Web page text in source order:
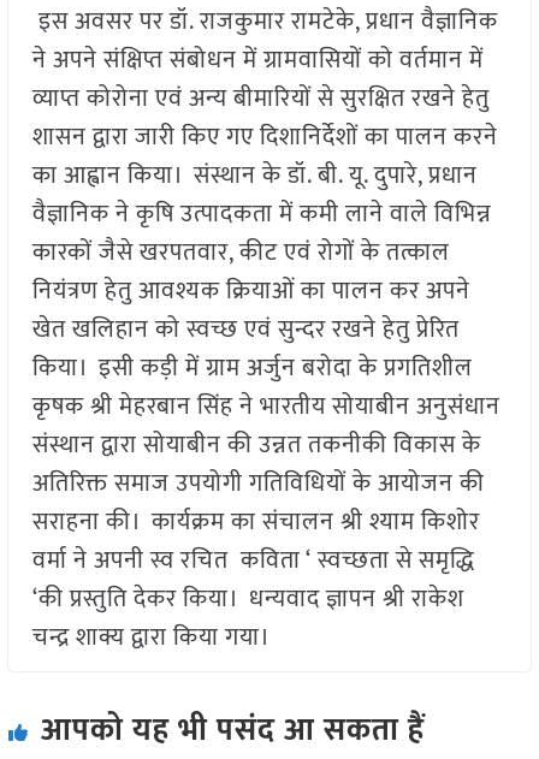
इस अवसर पर डॉ. राजकुमार रामटेके, प्रधान वैज्ञानिक
ने अपने संक्षिप्त संबोधन में ग्रामवासियों को वर्तमान में
व्याप्त कोरोना एवं अन्य बीमारियों से सुरक्षित रखने हेतु
शासन द्वारा जारी किए गए दिशानिर्देशों का पालन करने
का आह्वान किया। संस्थान के डॉ. बी. यू. दुपारे, प्रधान
वैज्ञानिक ने कृषि उत्पादकता में कमी लाने वाले विभिन्न
कारकों जैसे खरपतवार, कीट एवं रोगों के तत्काल
नियंत्रण हेतु आवश्यक क्रियाओं का पालन कर अपने
खेत खलिहान को स्वच्छ एवं सुन्दर रखने हेतु प्रेरित
किया। इसी कड़ी में ग्राम अर्जुन बरोदा के प्रगतिशील
कृषक श्री मेहरबान सिंह ने भारतीय सोयाबीन अनुसंधान
संस्थान द्वारा सोयाबीन की उन्नत तकनीकी विकास के
अतिरिक्त समाज उपयोगी गतिविधियों के आयोजन की
सराहना की। कार्यक्रम का संचालन श्री श्याम किशोर
वर्मा ने अपनी स्व रचित कविता ‘ स्वच्छता से समृद्धि
‘की प्रस्तुति देकर किया। धन्यवाद ज्ञापन श्री राकेश
चन्द्र शाक्य द्वारा किया गया।
आपको यह भी पसंद आ सकता हैं